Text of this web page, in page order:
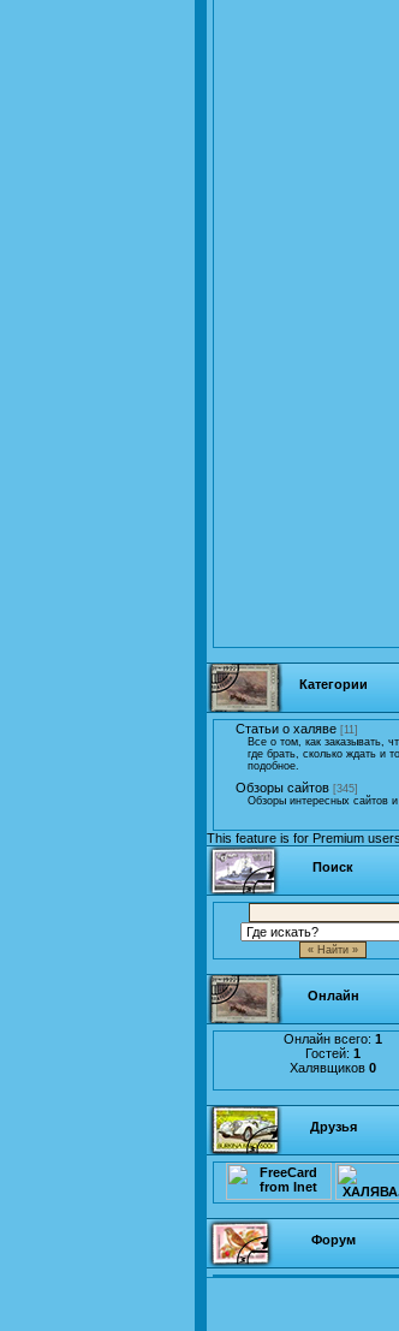
Категории
Статьи о халяве [11]
Все о том, как заказывать,
где брать, сколько ждать и
подобное.
Обзоры сайтов [345]
Обзоры интересных сайтов
This feature is for Premium
Поиск
Онлайн
Онлайн всего: 1
Гостей: 1
Халявщиков 0
Друзья
Форум